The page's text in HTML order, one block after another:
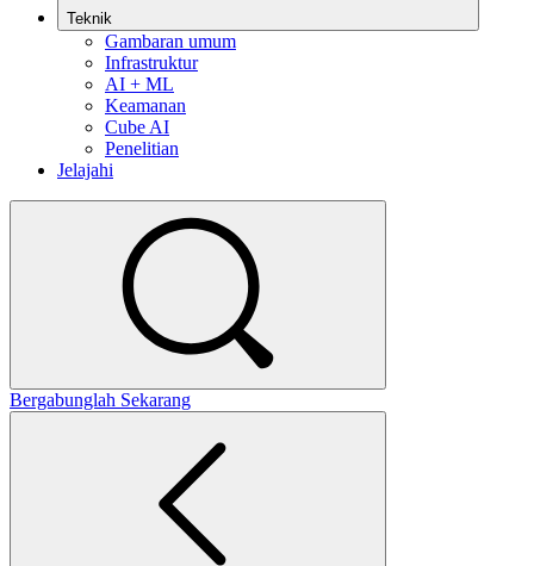
Teknik
Gambaran umum
Infrastruktur
AI + ML
Keamanan
Cube AI
Penelitian
Jelajahi
Bergabunglah Sekarang